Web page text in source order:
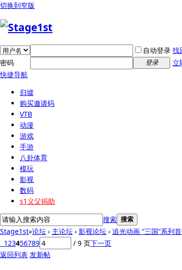
切换到窄版
自动登录 找
密码
登录
立
快捷导航
归墟
购买邀请码
VTB
动漫
游戏
手游
八卦体育
模玩
影视
数码
s1义父捐助
搜索 搜索
Stage1st»论坛 › 主论坛 › 影视论坛 › 追光动画 “三国”系列
123456789 / 9 页下一页
返回列表 发新帖